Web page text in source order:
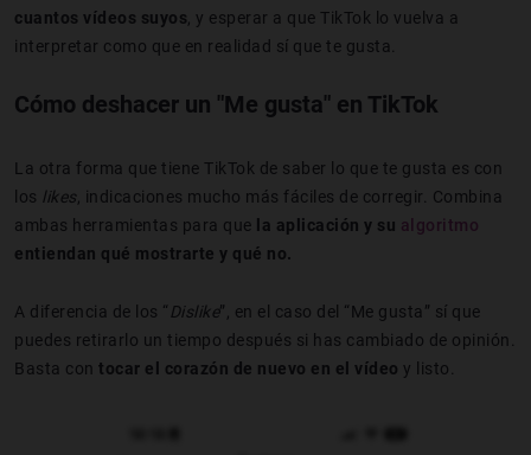
cuantos vídeos suyos, y esperar a que TikTok lo vuelva a
interpretar como que en realidad sí que te gusta.
Cómo deshacer un "Me gusta" en TikTok
La otra forma que tiene TikTok de saber lo que te gusta es con
los likes, indicaciones mucho más fáciles de corregir. Combina
ambas herramientas para que la aplicación y su algoritmo
entiendan qué mostrarte y qué no.
A diferencia de los “ Dislike”, en el caso del “Me gusta” sí que
puedes retirarlo un tiempo después si has cambiado de opinión.
Basta con tocar el corazón de nuevo en el vídeo y listo.